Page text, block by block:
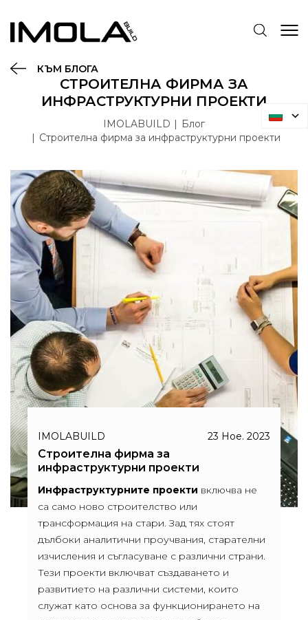
КЪМ БЛОГА
СТРОИТЕЛНА ФИРМА ЗА
ИНФРАСТРУКТУРНИ ПРОЕКТИ
IMOLABUILD
Блог
Строителна фирма за инфраструктурни проекти
IMOLABUILD 23 Ное. 2023
Строителна фирма за
инфраструктурни проекти
Инфраструктурните проекти включва не
са само ново строителство или
трансформация на стари. Зад тях стоят
дълбоки аналитични проучвания, старателни
изчисления и съгласуване с различни страни.
Тези проекти включват създаването и
развитието на различни системи, които
служат като основа за функционирането на